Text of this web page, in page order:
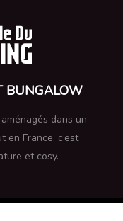
BUNGALOW
dans un
en France, c’est
et cosy.